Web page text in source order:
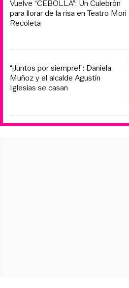
Vuelve “CEBOLLA”: Un Culebrón
para llorar de la risa en Teatro Mori
Recoleta
“¡Juntos por siempre!”: Daniela
Muñoz y el alcalde Agustín
Iglesias se casan